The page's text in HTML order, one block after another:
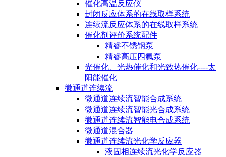
催化高温反应仪
封闭反应体系的在线取样系统
连续流反应体系的在线取样系统
催化剂评价系统配件
精睿不锈钢泵
精睿高压四氟泵
光催化、光热催化和光致热催化----太
阳能催化
微通道连续流
微通道连续流智能合成系统
微通道连续流智能光合成系统
微通道连续流智能电合成系统
微通道混合器
微通道连续流光化学反应器
液固相连续流光化学反应器